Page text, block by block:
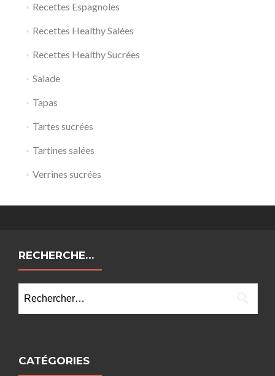
Recettes Espagnoles
Recettes Healthy Salées
Recettes Healthy Sucrées
Salade
Tapas
Tartes sucrées
Tartines salées
Verrines sucrées
RECHERCHE…
CATÉGORIES